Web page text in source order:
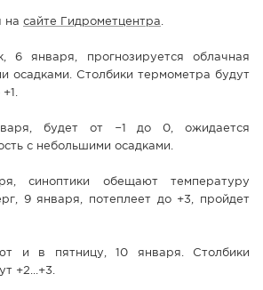
НОВОСТЬ
на сайте Гидрометцентра.
6 января, прогнозируется облачная
осадками. Столбики термометра будут
будет от −1 до 0, ожидается
с небольшими осадками.
синоптики обещают температуру
9 января, потеплеет до +3, пройдет
и в пятницу, 10 января. Столбики
+2...+3.